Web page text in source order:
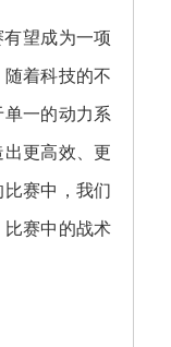
望成为一项
着科技的不
一的动力系
更高效、更
赛中，我们
赛中的战术